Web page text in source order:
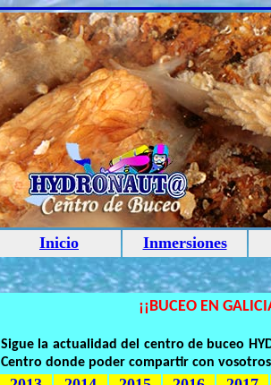
Inicio Inmersiones
¡¡BUCEO EN
Sigue la actualidad del centro de buceo
Centro donde poder compartir con